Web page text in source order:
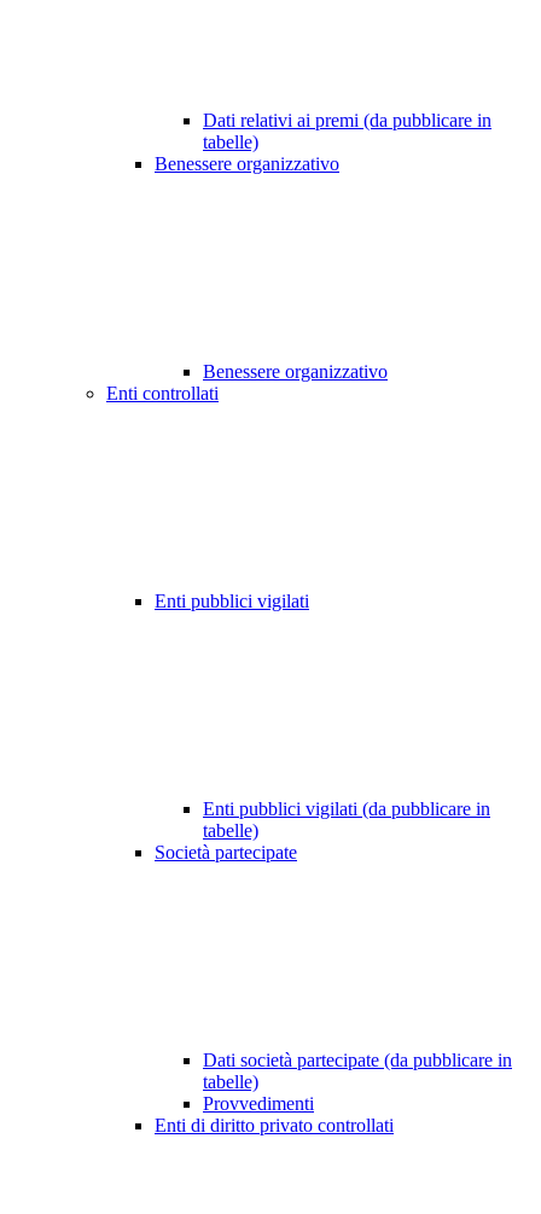
Dati relativi ai premi (da pubblicare in
tabelle)
Benessere organizzativo
Benessere organizzativo
Enti controllati
Enti pubblici vigilati
Enti pubblici vigilati (da pubblicare in
tabelle)
Società partecipate
Dati società partecipate (da pubblicare in
tabelle)
Provvedimenti
Enti di diritto privato controllati